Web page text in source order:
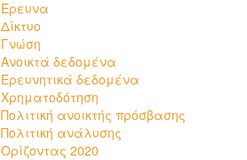
Έρευνα
Δίκτυο
Γνώση
Ανοικτά δεδομένα
Ερευνητικά δεδομένα
Χρηματοδότηση
Πολιτική ανοικτής πρόσβασης
Πολιτική ανάλυσης
Ορίζοντας 2020